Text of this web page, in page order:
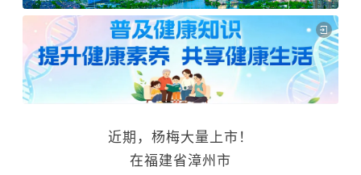
近期，杨梅大量上市！
在福建省漳州市